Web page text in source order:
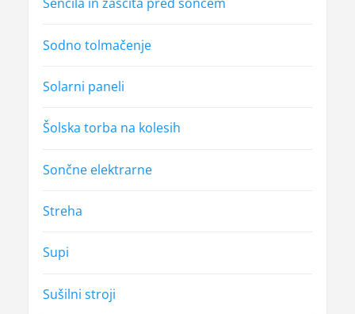
Sodno tolmačenje
Solarni paneli
Šolska torba na kolesih
Sončne elektrarne
Streha
Supi
Sušilni stroji